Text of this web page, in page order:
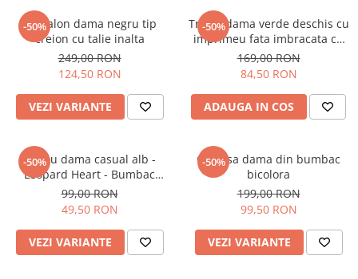
-50%
Pantalon dama negru tip
creion cu talie inalta
249,00 RON
124,50 RON
VEZI VARIANTE
-50%
Tricou dama verde deschis cu
imprimeu fata imbracata cu
alb si inghetata in mana
169,00 RON
84,50 RON
ADAUGA IN COS
-50%
Tricou dama casual alb -
Leopard Heart - Bumbac
Organic
99,00 RON
49,50 RON
VEZI VARIANTE
-50%
Camasa dama din bumbac
bicolora
199,00 RON
99,50 RON
VEZI VARIANTE